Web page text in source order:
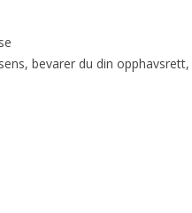
bevarer du din